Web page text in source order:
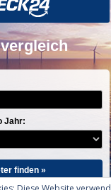
Jahr:
finden »